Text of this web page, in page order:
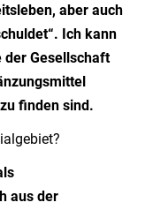
aber auch
Ich kann
der Gesellschaft
finden sind.
aus der